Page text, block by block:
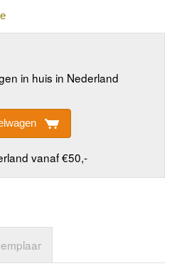
in huis in Nederland
vanaf €50,-